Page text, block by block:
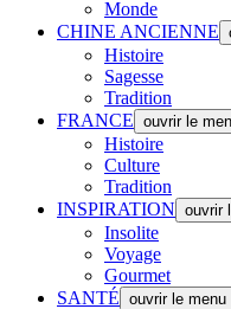
Monde
CHINE ANCIENNE
Histoire
Sagesse
Tradition
FRANCE ouvrir le
Histoire
Culture
Tradition
INSPIRATION ouvrir
Insolite
Voyage
Gourmet
SANTÉ ouvrir le menu